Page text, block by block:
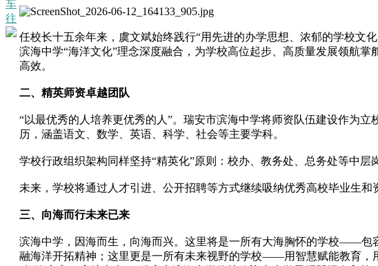
车
往
任校长十五余年来，虞文斌始终践行“用先进的办学思想、浓郁的学校文
滨海中学“海洋文化”理念深度融合，为学校高位起步、高质量发展领航
高效。
二、精英师资卓越团队
“以最优秀的人培养更优秀的人”。瑞安市滨海中学将师资队伍建设作为
历，涵盖语文、数学、英语、科学、社会等主要学科。
学校行政组织架构同样坚持“精英化”原则：校办、教务处、总务处等中
未来，学校将通过人才引进、公开招聘等方式继续吸纳优秀高校毕业生
三、向海而行未来已来
滨海中学，因海而生，向海而兴。这里将是一所有大海胸怀的学校——包
融海洋开拓精神；这里更是一所有未来视野的学校——用智慧赋能教育，